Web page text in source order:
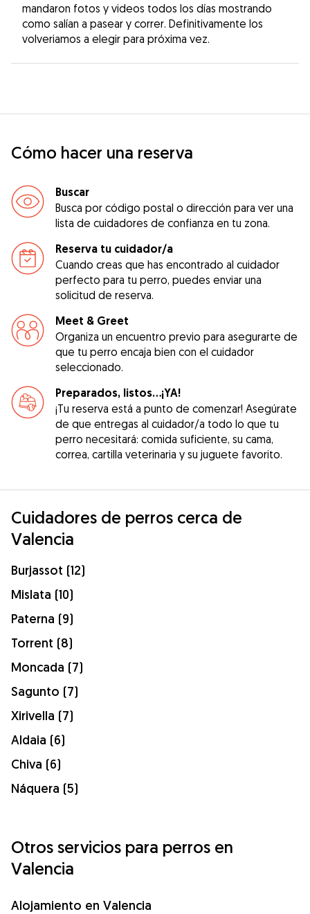
mandaron fotos y videos todos los días mostrando
como salían a pasear y correr. Definitivamente los
volveriamos a elegir para próxima vez.
Cómo hacer una reserva
Buscar
Busca por código postal o dirección para ver una
lista de cuidadores de confianza en tu zona.
Reserva tu cuidador/a
Cuando creas que has encontrado al cuidador
perfecto para tu perro, puedes enviar una
solicitud de reserva.
Meet & Greet
Organiza un encuentro previo para asegurarte de
que tu perro encaja bien con el cuidador
seleccionado.
Preparados, listos...¡YA!
¡Tu reserva está a punto de comenzar! Asegúrate
de que entregas al cuidador/a todo lo que tu
perro necesitará: comida suficiente, su cama,
correa, cartilla veterinaria y su juguete favorito.
Cuidadores de perros cerca de
Valencia
Burjassot (12)
Mislata (10)
Paterna (9)
Torrent (8)
Moncada (7)
Sagunto (7)
Xirivella (7)
Aldaia (6)
Chiva (6)
Náquera (5)
Otros servicios para perros en
Valencia
Alojamiento en Valencia